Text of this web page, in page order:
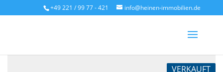
+49 221 / 99 77 - 421 info@heinen-immobilien.de
VERKAUFT